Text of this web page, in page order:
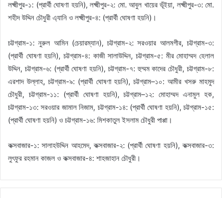
লক্ষ্মীপুর-১: (প্রার্থী ঘোষণা হয়নি), লক্ষ্মীপুর-২: মো. আবুল খায়ের ভূঁইয়া, লক্ষ্মীপুর-৩: মো.
শহীদ উদ্দিন চৌধুরী এ্যানি ও লক্ষ্মীপুর-৪: (প্রার্থী ঘোষণা হয়নি)।
চট্টগ্রাম-১: নুরুল আমিন (চেয়ারম্যান), চট্টগ্রাম-২: সরওয়ার আলমগীর, চট্টগ্রাম-৩:
(প্রার্থী ঘোষণা হয়নি), চট্টগ্রাম-৪: কাজী সালাউদ্দিন, চট্টগ্রাম-৫: মীর মোহাম্মদ হেলাল
উদ্দিন, চট্টগ্রাম-৬: (প্রার্থী ঘোষণা হয়নি), চট্টগ্রাম-৭: হুম্মম কাদের চৌধুরী, চট্টগ্রাম-৮:
এরশাদ উল্লাহ, চট্টগ্রাম-৯: (প্রার্থী ঘোষণা হয়নি), চট্টগ্রাম–১০: আমীর খসরু মাহমুদ
চৌধুরী, চট্টগ্রাম-১১: (প্রার্থী ঘোষণা হয়নি), চট্টগ্রাম–১২: মোহাম্মদ এনামুল হক,
চট্টগ্রাম-১৩: সরওয়ার জামাল নিজাম, চট্টগ্রাম-১৪: (প্রার্থী ঘোষণা হয়নি), চট্টগ্রাম-১৫:
(প্রার্থী ঘোষণা হয়নি) ও চট্টগ্রাম-১৬: মিশকাতুল ইসলাম চৌধুরী পাপ্পা।
কক্সবাজার-১: সালাহউদ্দিন আহমেদ, কক্সবাজার-২: (প্রার্থী ঘোষণা হয়নি), কক্সবাজার-৩:
লুৎফুর রহমান কাজল ও কক্সবাজার-৪: শাহজাহান চৌধুরী।